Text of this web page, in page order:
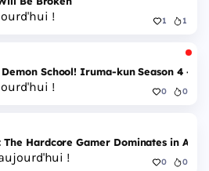
! 1 1
School! Iruma-kun Season 4 -
! 0 0
The Hardcore Gamer Dominates in
! 0 0